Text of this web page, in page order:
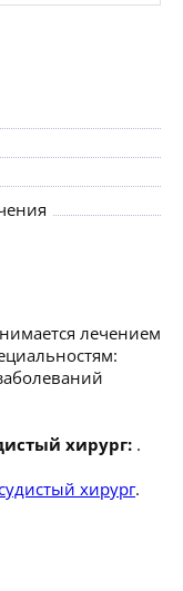
лечением
хирург: .
хирург.